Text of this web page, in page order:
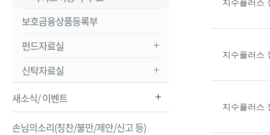
보호금융상품등록부
펀드자료실
신탁자료실
새소식/ 이벤트
손님의소리(칭찬/불만/제안/신고 등)
지수플러스
지수플러스